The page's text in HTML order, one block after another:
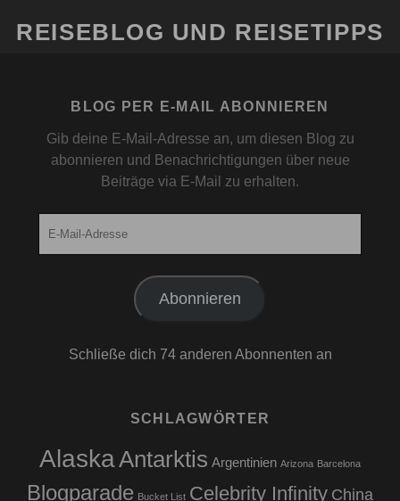
REISEBLOG UND REISETIPPS
BLOG PER E-MAIL ABONNIEREN
Gib deine E-Mail-Adresse an, um diesen Blog zu
abonnieren und Benachrichtigungen über neue
Beiträge via E-Mail zu erhalten.
Abonnieren
Schließe dich 74 anderen Abonnenten an
SCHLAGWÖRTER
AlaskaAntarktis Argentinien Arizona Barcelona
Blogparade Bucket List Celebrity Infinity China